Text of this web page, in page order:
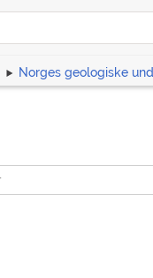
Norges geologiske